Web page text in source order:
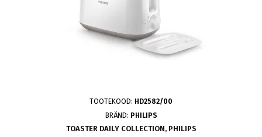
TOOTEKOOD: HD2582/00
BRÄND: PHILIPS
TOASTER DAILY COLLECTION, PHILIPS